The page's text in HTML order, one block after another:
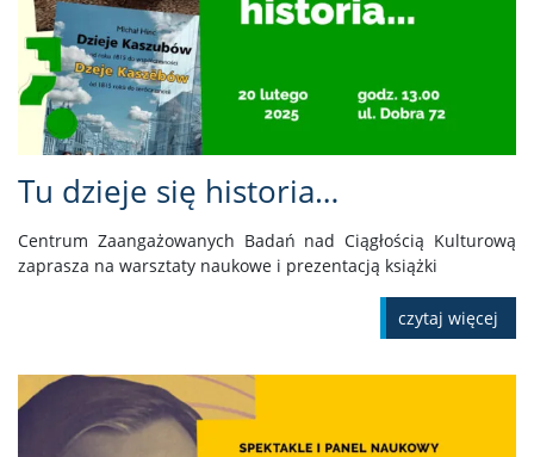
Tu dzieje się historia…
Centrum Zaangażowanych Badań nad Ciągłością Kulturową
zaprasza na warsztaty naukowe i prezentacją książki
czytaj więcej